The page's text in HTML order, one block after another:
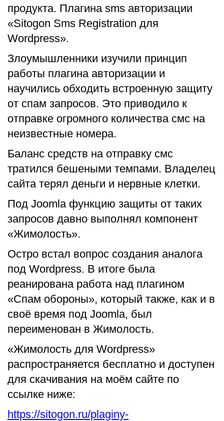
продукта. Плагина sms авторизации
«Sitogon Sms Registration для
Wordpress».
Злоумышленники изучили принцип
работы плагина авторизации и
научились обходить встроенную защиту
от спам запросов. Это приводило к
отправке огромного количества смс на
неизвестные номера.
Баланс средств на отправку смс
тратился бешеными темпами. Владелец
сайта терял деньги и нервные клетки.
Под Joomla функцию защиты от таких
запросов давно выполнял компонент
«Жимолость».
Остро встал вопрос создания аналога
под Wordpress. В итоге была
реанирована работа над плагином
«Спам обороны», который также, как и в
своё время под Joomla, был
переименован в Жимолость.
«Жимолость для Wordpress»
распространяется бесплатно и доступен
для скачивания на моём сайте по
ссылке ниже:
https://sitogon.ru/plaginy-